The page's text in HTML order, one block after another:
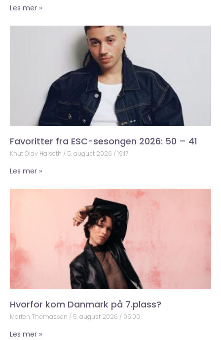
Les mer »
Favoritter fra ESC-sesongen 2026: 50 – 41
Knut Olav Halseth 5. august 2026 19:17
Les mer »
Hvorfor kom Danmark på 7.plass?
Morten Thomassen 5. august 2026 05:00
Les mer »